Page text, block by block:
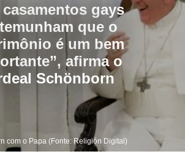
casamentos gays
que o
é um bem
afirma o
Schönborn
com o Papa (Fonte: Religión Digital)